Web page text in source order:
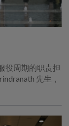
役周期的职责担
先生，